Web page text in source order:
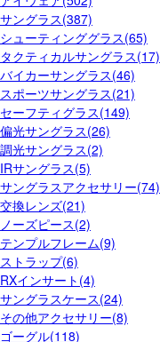
サングラス(387)
シューティンググラス(65)
タクティカルサングラス(17)
バイカーサングラス(46)
スポーツサングラス(21)
セーフティグラス(149)
偏光サングラス(26)
調光サングラス(2)
IRサングラス(5)
サングラスアクセサリー(74)
交換レンズ(21)
ノーズピース(2)
テンプルフレーム(9)
ストラップ(6)
RXインサート(4)
サングラスケース(24)
その他アクセサリー(8)
ゴーグル(118)